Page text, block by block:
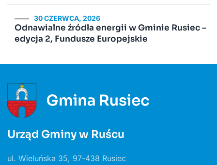
30 CZERWCA, 2026
Odnawialne źródła energii w Gminie Rusiec –
edycja 2, Fundusze Europejskie
Urząd Gminy w Ruścu
ul. Wieluńska 35, 97-438 Rusiec